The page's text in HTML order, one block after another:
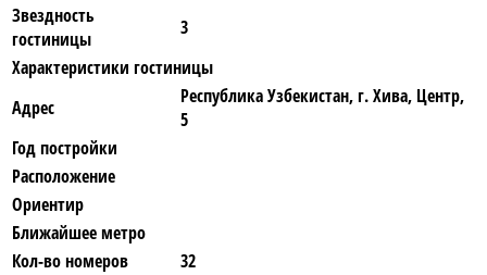
Звездность
гостиницы
3
Характеристики гостиницы
Адрес
Республика Узбекистан, г. Хива, Центр,
5
Год постройки
Расположение
Ориентир
Ближайшее метро
Кол-во номеров
32